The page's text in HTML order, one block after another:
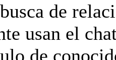
de
usan el
de